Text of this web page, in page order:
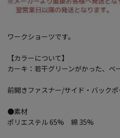
ワークショーツです。
【カラーについて】
カーキ：若干グリーンがかった、ベ
前開きファスナー/サイド・バック
●素材
ポリエステル 65% 綿 35%